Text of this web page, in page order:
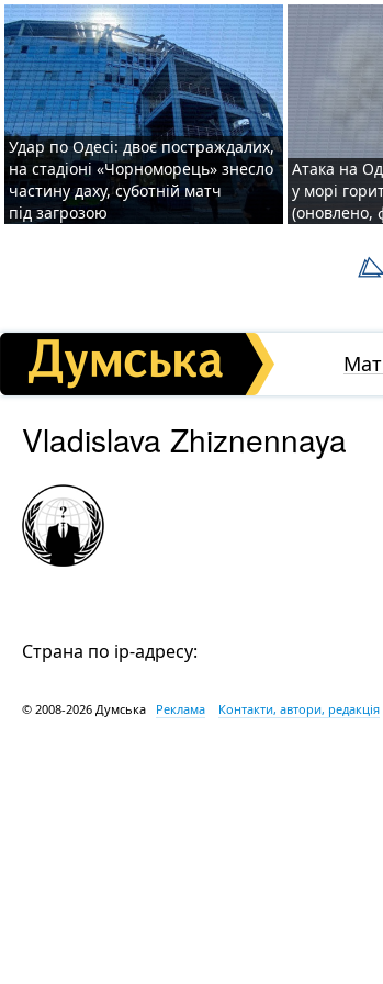
Удар по Одесі: двоє постраждалих,
на стадіоні «Чорноморець» знесло
частину даху, суботній матч
під загрозою
Атака на
у морі
(оновлено,
Vladislava Zhiznennaya
Страна по ip-адресу:
© 2008-2026 Думська Реклама Контакти, автори, редакція